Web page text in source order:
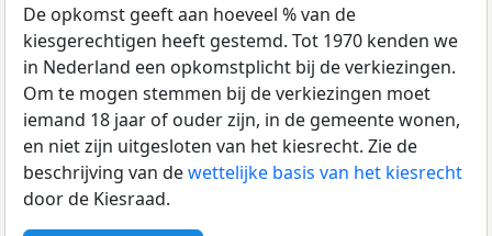
De opkomst geeft aan hoeveel % van de
kiesgerechtigen heeft gestemd. Tot 1970 kenden we
in Nederland een opkomstplicht bij de verkiezingen.
Om te mogen stemmen bij de verkiezingen moet
iemand 18 jaar of ouder zijn, in de gemeente wonen,
en niet zijn uitgesloten van het kiesrecht. Zie de
beschrijving van dewettelijke basis van het kiesrecht
door de Kiesraad.